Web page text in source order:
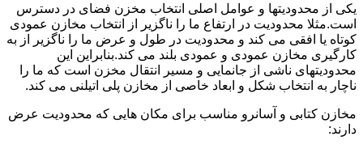
یکی از محدودیتها و عوامل اصلی انتخاب مخزن فضای در دسترس
است.مثلا محدودیت در ارتفاع ما را ناگزیر از انتخاب مخازن عمودی
کوتاه یا افقی می کند و محدودیت در طول و عرض ما را ناگزیر از به
کارگیری مخازن عمودی و عمودی بلند می کند.بنابراین این
محدودیتهای ناشی از جانمایی و مسیر انتقال مخزن است که ما را
ناچار به انتخاب شکل و ابعاد خاصی از مخازن پلی اتیلنی می کند.
مخازن کتابی و آسانرو مناسب برای مکان هایی که محدودیت عرض
دارند: